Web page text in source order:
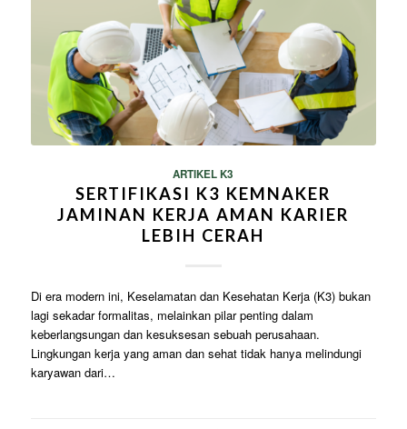
ARTIKEL K3
SERTIFIKASI K3 KEMNAKER
JAMINAN KERJA AMAN KARIER
LEBIH CERAH
Di era modern ini, Keselamatan dan Kesehatan Kerja (K3) bukan
lagi sekadar formalitas, melainkan pilar penting dalam
keberlangsungan dan kesuksesan sebuah perusahaan.
Lingkungan kerja yang aman dan sehat tidak hanya melindungi
karyawan dari…